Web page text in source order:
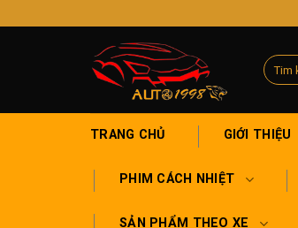
to
Tìm
kiếm:
TRANG CHỦ GIỚI THIỆU
PHIM CÁCH NHIỆT
SẢN PHẨM THEO XE